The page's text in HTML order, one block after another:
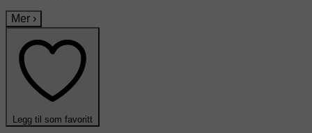
Mer ›
Legg til som favoritt